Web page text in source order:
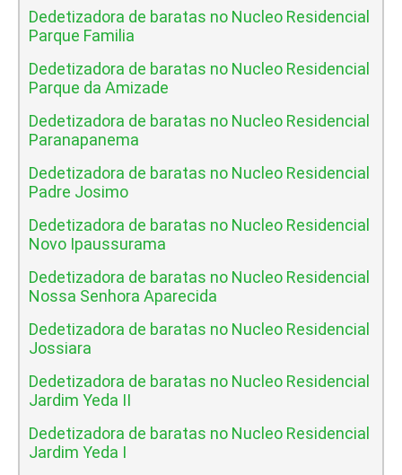
Dedetizadora de baratas no Nucleo Residencial
Parque Familia
Dedetizadora de baratas no Nucleo Residencial
Parque da Amizade
Dedetizadora de baratas no Nucleo Residencial
Paranapanema
Dedetizadora de baratas no Nucleo Residencial
Padre Josimo
Dedetizadora de baratas no Nucleo Residencial
Novo Ipaussurama
Dedetizadora de baratas no Nucleo Residencial
Nossa Senhora Aparecida
Dedetizadora de baratas no Nucleo Residencial
Jossiara
Dedetizadora de baratas no Nucleo Residencial
Jardim Yeda II
Dedetizadora de baratas no Nucleo Residencial
Jardim Yeda I